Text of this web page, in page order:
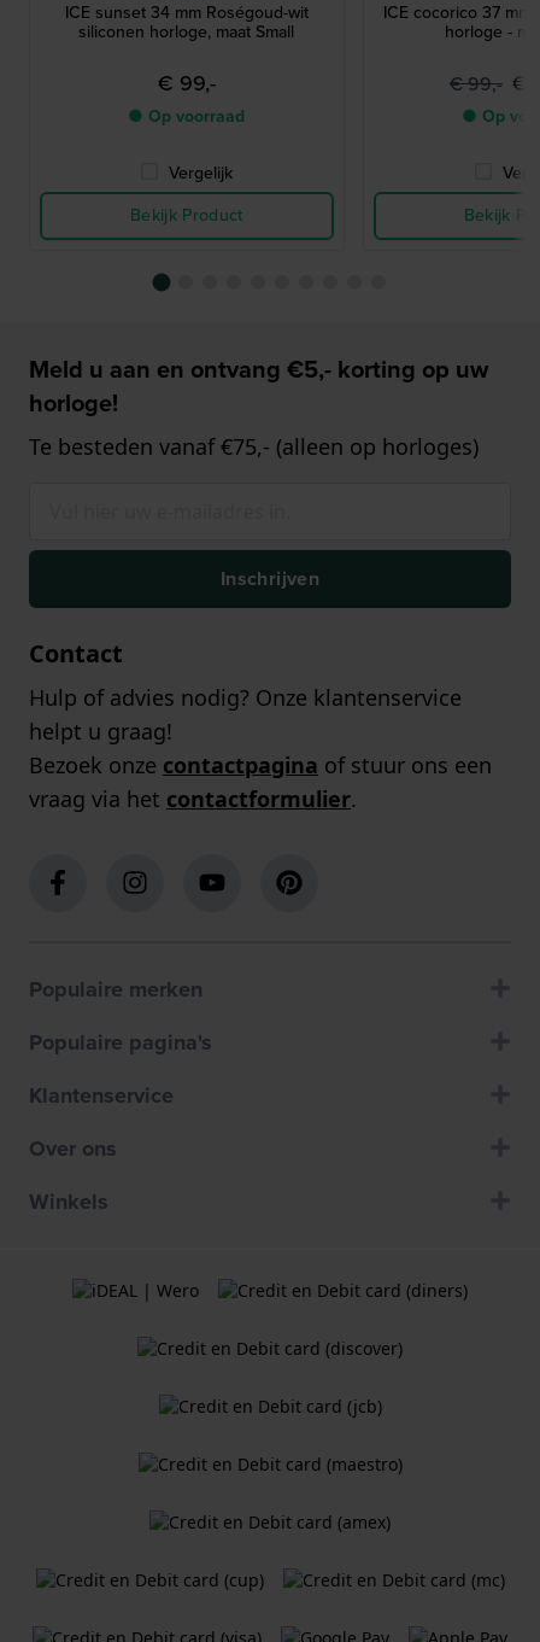
ICE sunset 34 mm Roségoud-wit
siliconen horloge, maat Small
€ 99,-
● Op voorraad
Vergelijk
Bekijk Product
ICE cocorico 37
horloge -
€ 99,- €
● Op
Bekijk
Meld u aan en ontvang €5,- korting op uw
horloge!
Te besteden vanaf €75,- (alleen op horloges)
Inschrijven
Contact
Hulp of advies nodig? Onze klantenservice
helpt u graag!
Bezoek onze contactpagina of stuur ons een
vraag via het contactformulier.
Populaire merken
Populaire pagina's
Klantenservice
Over ons
Winkels